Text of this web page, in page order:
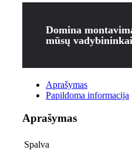
Domina
mūsų
Aprašymas
Papildoma informacija
Aprašymas
Spalva